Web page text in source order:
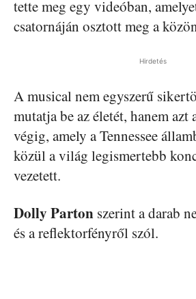
tette meg egy videóban,
csatornáján osztott meg a
Hirdetés
A musical nem egyszerű
mutatja be az életét, hanem azt
végig, amely a Tennessee
közül a világ legismertebb
vezetett.
Dolly Parton szerint a darab
és a reflektorfényről szól.